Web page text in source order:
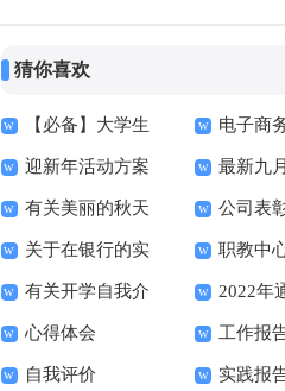
猜你喜欢
【必备】大学生
会计实习报告四篇
电子商
业生求职
迎新年活动方案
15篇
最新九
十月你好说
80句精选
有关美丽的秋天
四年级作文300字汇
编十篇
公司表
案
关于在银行的实
习报告范文汇编9篇
职教中
结
有关开学自我介
绍
2022年
优美句子汇
心得体会 工作报
自我评价 实践报